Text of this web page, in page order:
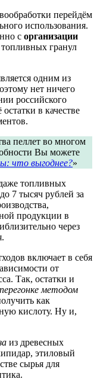
перейдём
использования.
с организации
гранул
одним из
нет ничего
российского
в качестве
пеллет во многом
Вы можете
что выгоднее?»
топливных
7 тысяч рублей за
продукции в
через
включает в себя
от
Так, остатки и
перегонке методом
как
кислоту. Ну и,
из древесных
этиловый
сырья для